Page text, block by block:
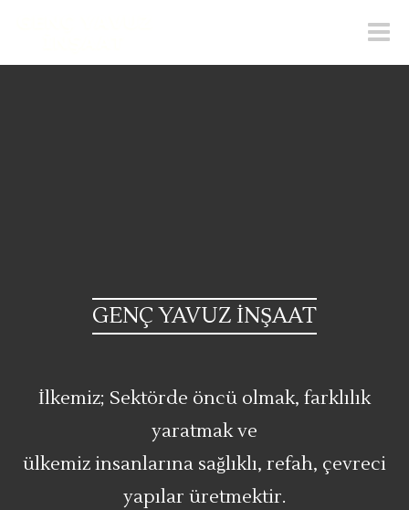
Toggle
GENÇ YAVUZ İNŞAAT
İlkemiz; Sektörde öncü olmak, farklılık
yaratmak ve
ülkemiz insanlarına sağlıklı, refah, çevreci
yapılar üretmektir.